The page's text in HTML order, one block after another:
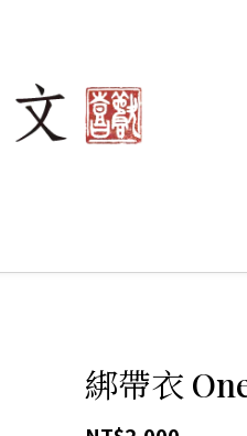
綁帶衣